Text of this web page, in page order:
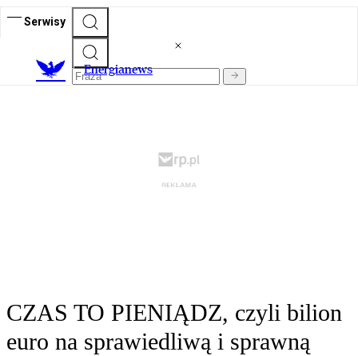
Serwisy
Energianews
CZAS TO PIENIĄDZ, czyli bilion
euro na sprawiedliwą i sprawną